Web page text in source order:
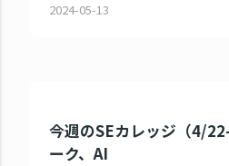
2024-05-13
今週のSEカレッジ（4/
ーク、AI